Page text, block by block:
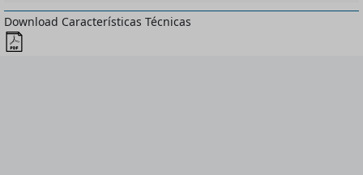
Download Características Técnicas